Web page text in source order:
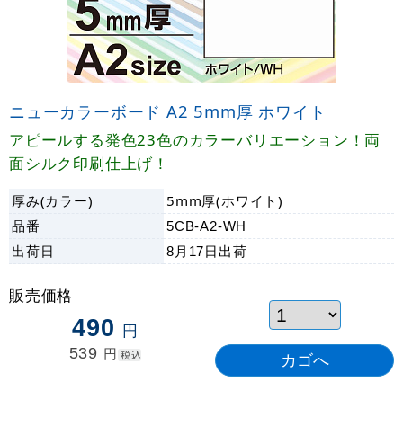
ニューカラーボード A2 5mm厚 ホワイト
アピールする発色23色のカラーバリエーション！両
面シルク印刷仕上げ！
厚み(カラー)
5mm厚(ホワイト)
品番
5CB-A2-WH
出荷日 8月17日 出荷
販売価格
490 円
539 円 税込